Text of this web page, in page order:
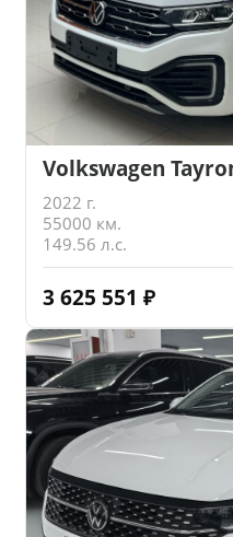
Volkswagen
2022 г.
55000 км.
149.56 л.с.
3 625 551 ₽